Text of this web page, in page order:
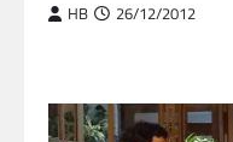
HB 26/12/2012